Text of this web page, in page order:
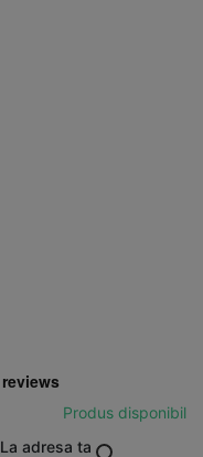
Produs disponibil
La adresa ta